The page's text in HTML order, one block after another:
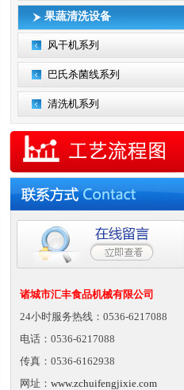
果蔬清洗设备
风干机系列
巴氏杀菌线系列
清洗机系列
诸城市汇丰食品机械有限公司
24小时服务热线：0536-6217088
电话：0536-6217088
传真：0536-6162938
网址： www.zchuifengjixie.com